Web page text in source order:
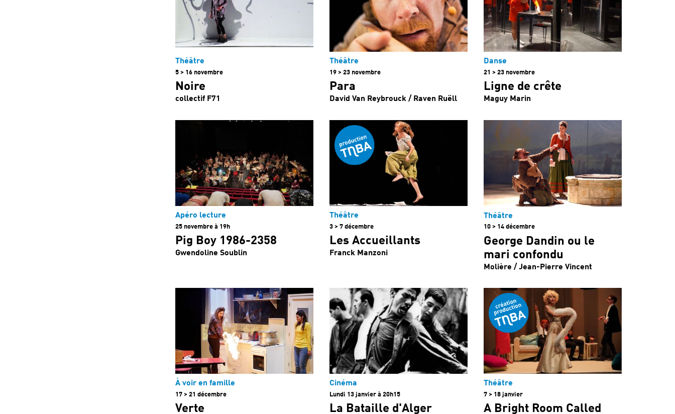
Théâtre
5 > 16 novembre
Noire
collectif F71
Théâtre
19 > 23 novembre
Para
David Van Reybrouck / Raven Ruëll
Danse
21 > 23 novembre
Ligne de crête
Maguy Marin
Apéro lecture
25 novembre à 19h
Pig Boy 1986-2358
Gwendoline Soublin
Théâtre
3 > 7 décembre
Les Accueillants
Franck Manzoni
Théâtre
10 > 14 décembre
George Dandin ou le
mari confondu
Molière / Jean-Pierre Vincent
À voir en famille
17 > 21 décembre
Verte
Cinéma
Lundi 13 janvier à 20h15
La Bataille d'Alger
Théâtre
7 > 18 janvier
A Bright Room Called